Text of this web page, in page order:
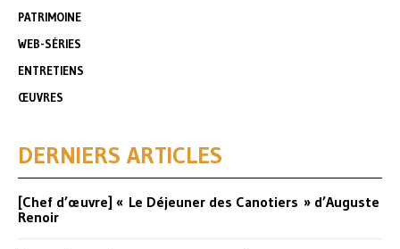
PATRIMOINE
WEB-SÉRIES
ENTRETIENS
ŒUVRES
DERNIERS ARTICLES
[Chef d’œuvre] « Le Déjeuner des Canotiers » d’Auguste
Renoir